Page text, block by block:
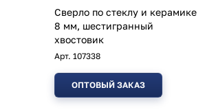
Сверло по стеклу и керамике
8 мм, шестигранный
хвостовик
Арт. 107338
ОПТОВЫЙ ЗАКАЗ